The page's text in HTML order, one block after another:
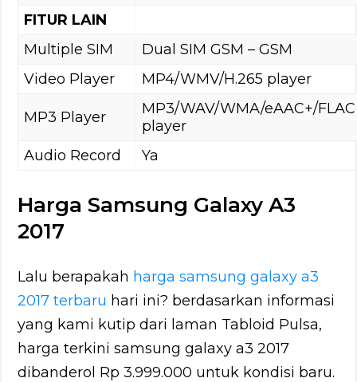
FITUR LAIN
Multiple SIM
Dual SIM GSM – GSM
Video Player
MP4/WMV/H.265 player
MP3 Player
MP3/WAV/WMA/eAAC+/FLAC
player
Audio Record
Ya
Harga Samsung Galaxy A3
2017
Lalu berapakah harga samsung galaxy a3
2017 terbaru hari ini? berdasarkan informasi
yang kami kutip dari laman Tabloid Pulsa,
harga terkini samsung galaxy a3 2017
dibanderol Rp 3.999.000 untuk kondisi baru.